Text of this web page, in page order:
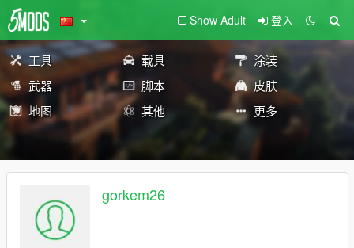
Show Adult 登入
工具 载具
涂装
武器
脚本
皮肤
地图
其他 更多
gorkem26